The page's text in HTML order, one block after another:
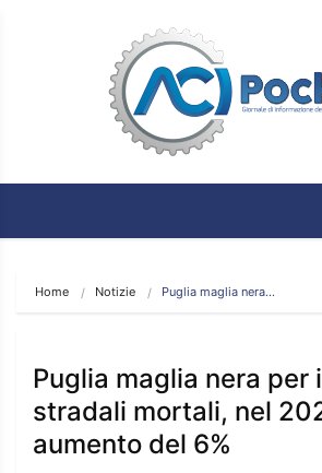
Home Notizie Puglia maglia nera…
Puglia maglia nera per
stradali mortali, nel
aumento del 6%